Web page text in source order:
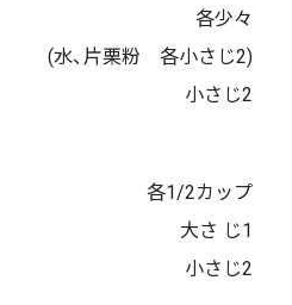
各少々
(水、片栗粉 各小さじ2)
小さじ2
各1/2カップ
大さ じ1
小さじ2